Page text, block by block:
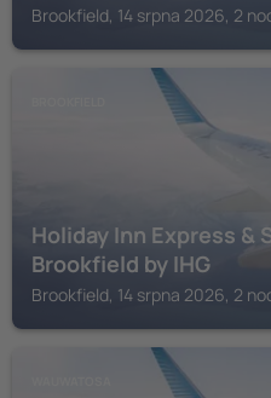
Brookfield, 14 srpna 2026, 2
Holiday Inn Express &
Brookfield by IHG
Brookfield, 14 srpna 2026, 2